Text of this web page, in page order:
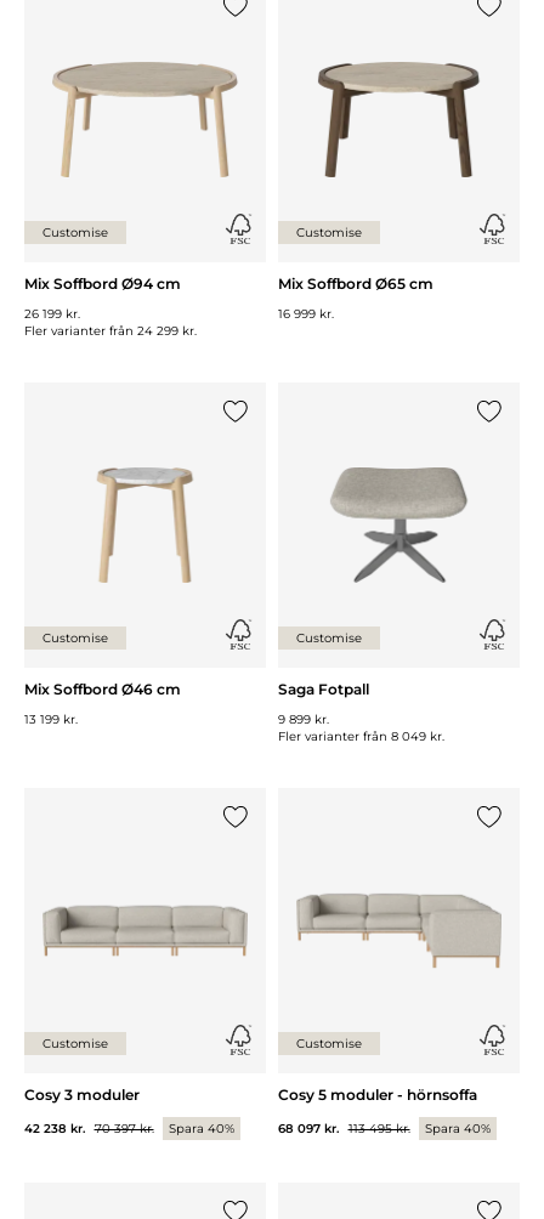
Customise
Mix Soffbord Ø94 cm
26 199 kr.
Fler varianter från 24 299 kr.
Customise
Mix Soffbord Ø65 cm
16 999 kr.
Customise
Mix Soffbord Ø46 cm
13 199 kr.
Customise
Saga Fotpall
9 899 kr.
Fler varianter från 8 049 kr.
Customise
Cosy 3 moduler
42 238 kr. 70 397 kr. Spara 40%
Customise
Cosy 5 moduler - hörnsoffa
68 097 kr. 113 495 kr. Spara 40%